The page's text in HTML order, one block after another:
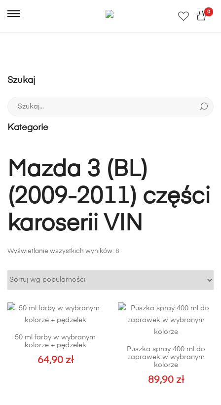
0
Mazda 3 (BL)
(2009-2011) części
karoserii VIN
Wyświetlanie wszystkich wyników: 8
50 ml farby w wybranym
kolorze + pędzelek
64,90 zł
Puszka spray 400 ml do
zaprawek w wybranym
kolorze
89,90 zł
Szukaj
Szukaj:
Kategorie